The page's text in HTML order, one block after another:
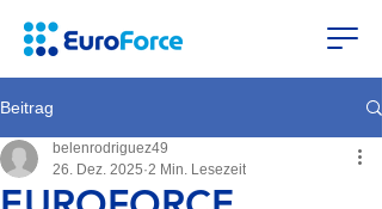
Beitrag
belenrodriguez49
26. Dez. 2025 2 Min. Lesezeit